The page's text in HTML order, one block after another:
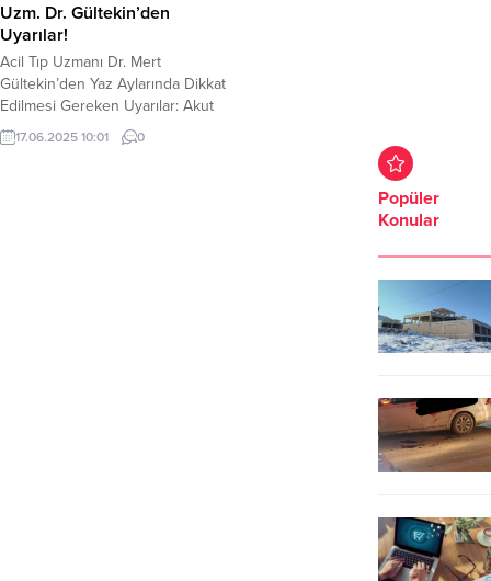
Uzm. Dr. Gültekin’den
Uyarılar!
Acil Tıp Uzmanı Dr. Mert
Gültekin’den Yaz Aylarında Dikkat
Edilmesi Gereken Uyarılar: Akut
Gastroenterit Şanlıurfa Eğitim ve
Araştırma Hastanesi Acil Tıp
17.06.2025 10:01 0
Popüler
Konular